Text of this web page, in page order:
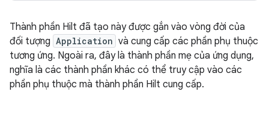
Thành phần Hilt đã tạo này được gắn vào vòng đời của
đối tượng Application và cung cấp các phần phụ thuộc
tương ứng. Ngoài ra, đây là thành phần mẹ của ứng dụng,
nghĩa là các thành phần khác có thể truy cập vào các
phần phụ thuộc mà thành phần Hilt cung cấp.